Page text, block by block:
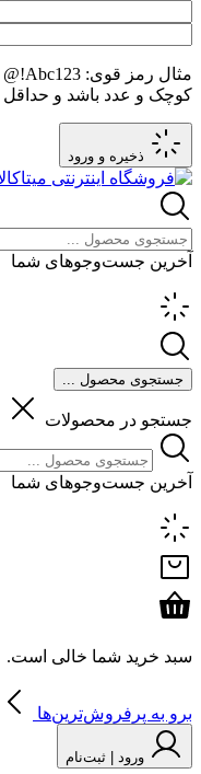
مثال رمز قوی: Abc123!@
کوچک و عدد باشد و حداقل ۸ کاراکتر داشته باشد.
ذخیره و ورود
آخرین جست‌وجوهای شما
جستجوی محصول ...
جستجو در محصولات
آخرین جست‌وجوهای شما
سبد خرید شما خالی است.
برو به پرفروش‌ترین‌ها
ورود | ثبت‌نام